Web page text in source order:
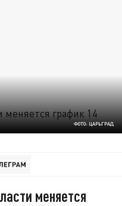
ФОТО: ЦАРЬГРАД
меняется